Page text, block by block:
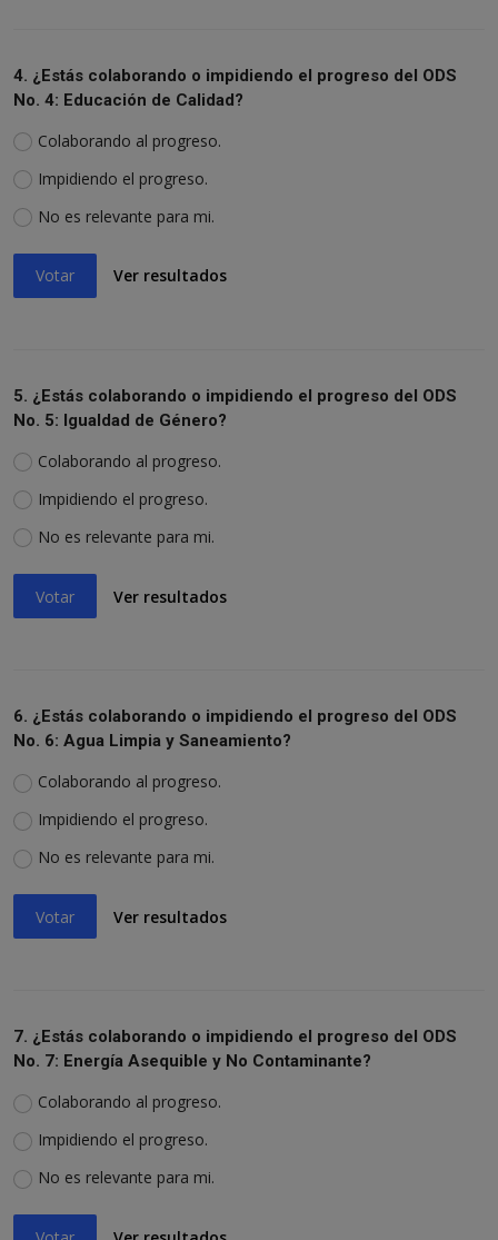
4. ¿Estás colaborando o impidiendo el progreso del ODS
No. 4: Educación de Calidad?
Colaborando al progreso.
Impidiendo el progreso.
No es relevante para mi.
Votar Ver resultados
5. ¿Estás colaborando o impidiendo el progreso del ODS
No. 5: Igualdad de Género?
Colaborando al progreso.
Impidiendo el progreso.
No es relevante para mi.
Votar Ver resultados
6. ¿Estás colaborando o impidiendo el progreso del ODS
No. 6: Agua Limpia y Saneamiento?
Colaborando al progreso.
Impidiendo el progreso.
No es relevante para mi.
Votar Ver resultados
7. ¿Estás colaborando o impidiendo el progreso del ODS
No. 7: Energía Asequible y No Contaminante?
Colaborando al progreso.
Impidiendo el progreso.
No es relevante para mi.